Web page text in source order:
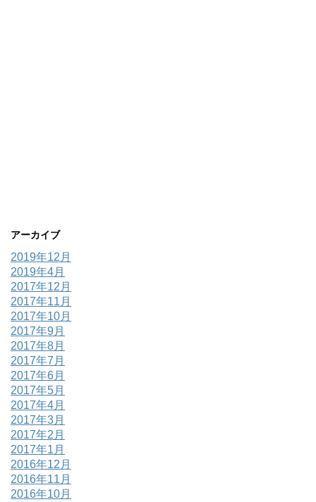
アーカイブ
2019年12月
2019年4月
2017年12月
2017年11月
2017年10月
2017年9月
2017年8月
2017年7月
2017年6月
2017年5月
2017年4月
2017年3月
2017年2月
2017年1月
2016年12月
2016年11月
2016年10月